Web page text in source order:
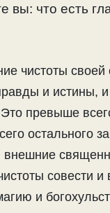
вы: что есть
чистоты
и истины,
превыше
остального
внешние
совести и
и